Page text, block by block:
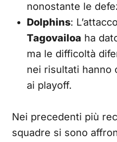
nonostante le
Dolphins:
Tagovailoa ha
ma le difficoltà
nei risultati hanno
ai playoff.
Nei precedenti più
squadre si sono